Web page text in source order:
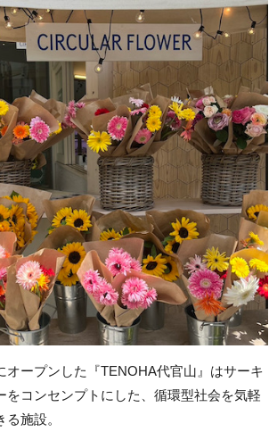
オープンした『TENOHA代官山』はサーキ
をコンセンプトにした、循環型社会を気軽
施設。